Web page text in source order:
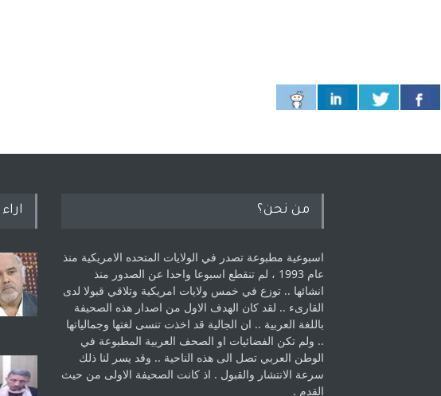
من نحن؟
اسبوعية مطبوعة تصدر في الولايات المتحده الامريكية منذ
عام 1993 ، لم ‏تنقطع اسبوعا واحدا عن الصدور منذ
انشائها .. توزع في خمس ولايات امريكية ‏وتلاقي قبولا لدى
القارىء ..‏ لقد كان الهدف الاول من اصدار هذه الصحيفة
باللغة العربية .. ان الجالية قد اخذت ‏تنسى لغتها وجمالياتها
.. ولم تكن الفضائيات او الصحف العربية المطبوعة في
الوطن ‏العربي تصل الى هذه الناحية .. وقد يسر لنا ذلك
سرعة الانتشار والقبول . اذ كانت ‏الصحيفة الاولى من حيث
القدم . ‏